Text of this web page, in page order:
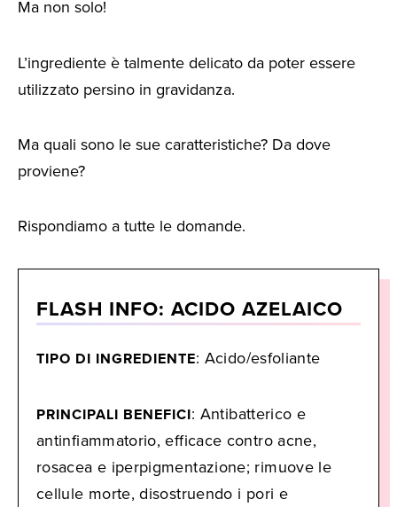
Ma non solo!
L’ingrediente è talmente delicato da poter essere
utilizzato persino in gravidanza.
Ma quali sono le sue caratteristiche? Da dove
proviene?
Rispondiamo a tutte le domande.
FLASH INFO: ACIDO AZELAICO
TIPO DI INGREDIENTE: Acido/esfoliante
PRINCIPALI BENEFICI: Antibatterico e
antinfiammatorio, efficace contro acne,
rosacea e iperpigmentazione; rimuove le
cellule morte, disostruendo i pori e